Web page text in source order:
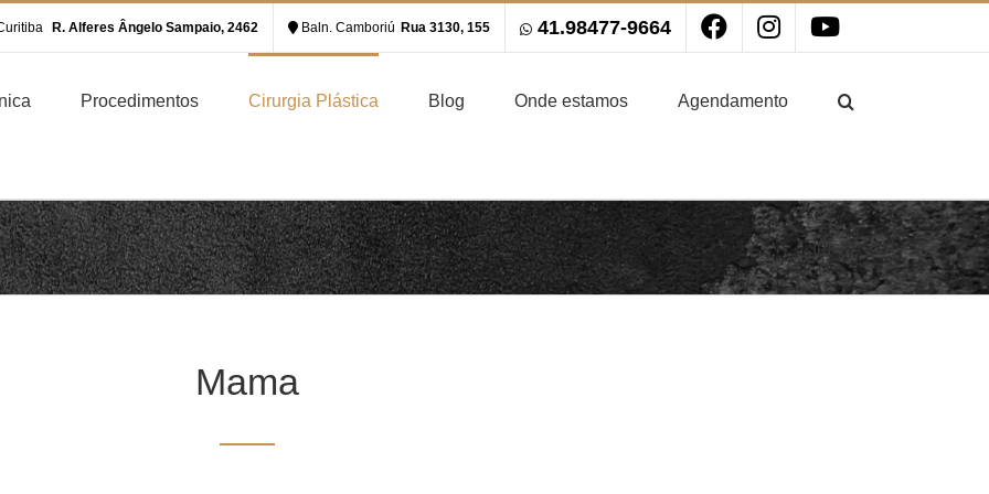
R. Alferes Ângelo Sampaio, 2462 Baln. Camboriú Rua 3130, 155 41.98477-9664
Procedimentos Cirurgia Plástica Blog Onde estamos Agendamento
Início
Mama